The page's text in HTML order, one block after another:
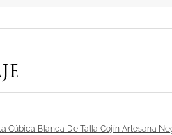
Cúbica Blanca De Talla Cojín Artesana